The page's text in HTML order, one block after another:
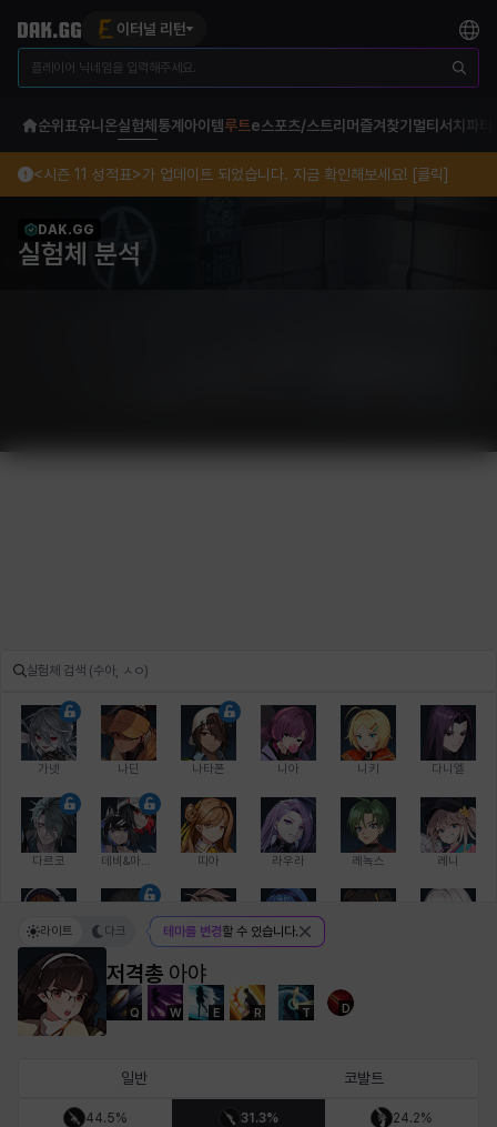
이터널 리턴
순위표유니온실험체 통계 아이템루트e스포츠/스트리머 즐겨찾기 멀티서치 파티
<시즌 11 성적표>가 업데이트 되었습니다. 지금 확인해보세요! [클릭]
DAK.GG
실험체 분석
가넷 나딘 나타폰 니아 니키 다니엘
다르코 띠아 라우라 레녹스 레니
레온 루크 르노어
저격총 아야
Q W E R T D
라이트 다크 테마를 변경할 수 있습니다.
일반 코발트
44.5% 31.3% 24.2%